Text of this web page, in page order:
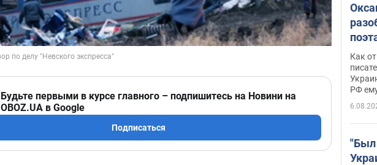
Будьте первыми в курсе главного – подпишитесь на Новини на
OBOZ.UA в Google
Подписаться
даже
а
Как
РФ
"Был